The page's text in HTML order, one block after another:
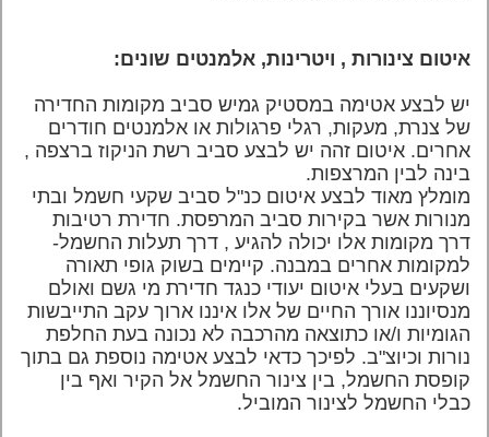
איטום צינורות , ויטרינות, אלמנטים שונים:
יש לבצע אטימה במסטיק גמיש סביב מקומות החדירה
של צנרת, מעקות, רגלי פרגולות או אלמנטים חודרים
אחרים. איטום זהה יש לבצע סביב רשת הניקוז ברצפה ,
בינה לבין המרצפות.
מומלץ מאוד לבצע איטום כנ"ל סביב שקעי חשמל ובתי
מנורות אשר בקירות סביב המרפסת. חדירת רטיבות
דרך מקומות אלו יכולה להגיע , דרך תעלות החשמל-
למקומות אחרים במבנה. קיימים בשוק גופי תאורה
ושקעים בעלי איטום יעודי כנגד חדירת מי גשם ואולם
מנסיוננו אורך החיים של אלו איננו ארוך עקב התייבשות
הגומיות ו/או כתוצאה מהרכבה לא נכונה בעת החלפת
נורות וכיוצ"ב. לפיכך כדאי לבצע אטימה נוספת גם בתוך
קופסת החשמל, בין צינור החשמל אל הקיר ואף בין
כבלי החשמל לצינור המוביל.